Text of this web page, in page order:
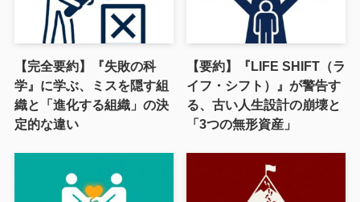
【完全要約】『失敗の科
学』に学ぶ、ミスを隠す組
織と「進化する組織」の決
定的な違い
【要約】『LIFE SHIFT（ラ
イフ・シフト）』が警告す
る、古い人生設計の崩壊と
「3つの無形資産」